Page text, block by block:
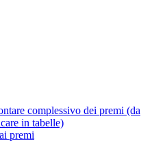
complessivo dei premi (da
in tabelle)
premi